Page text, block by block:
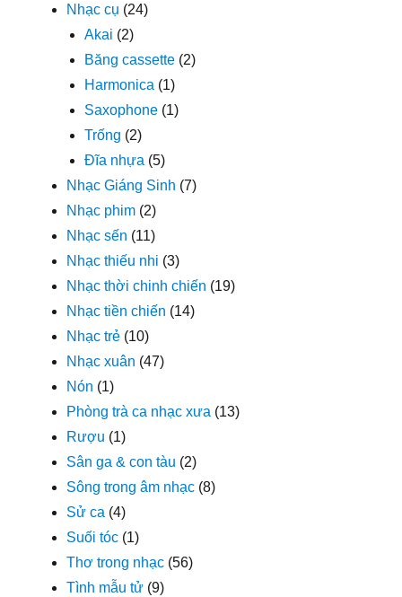
Nhạc cụ (24)
Akai (2)
Băng cassette (2)
Harmonica (1)
Saxophone (1)
Trống (2)
Đĩa nhựa (5)
Nhạc Giáng Sinh (7)
Nhạc phim (2)
Nhạc sến (11)
Nhạc thiếu nhi (3)
Nhạc thời chinh chiến (19)
Nhạc tiền chiến (14)
Nhạc trẻ (10)
Nhạc xuân (47)
Nón (1)
Phòng trà ca nhạc xưa (13)
Rượu (1)
Sân ga & con tàu (2)
Sông trong âm nhạc (8)
Sử ca (4)
Suối tóc (1)
Thơ trong nhạc (56)
Tình mẫu tử (9)